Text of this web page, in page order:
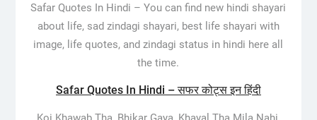
Safar Quotes In Hindi – You can find new hindi shayari
about life, sad zindagi shayari, best life shayari with
image, life quotes, and zindagi status in hindi here all
the time.
Safar Quotes In Hindi – सफर कोट्स इन हिंदी